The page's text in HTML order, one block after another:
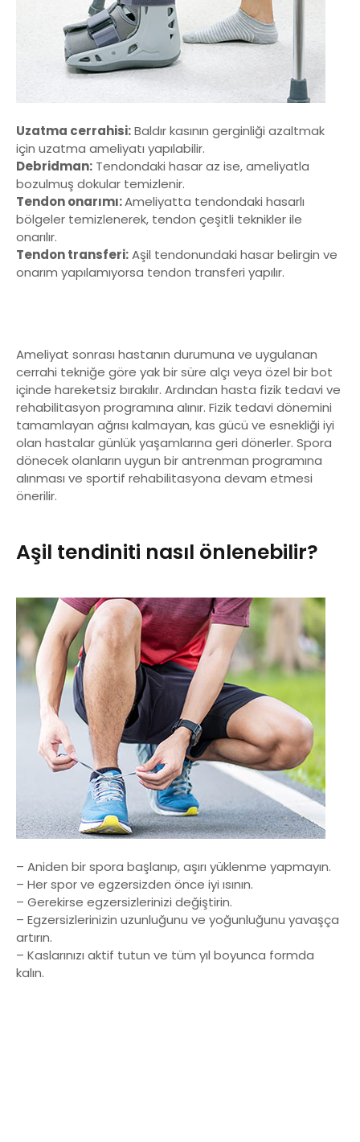
Uzatma cerrahisi:Baldır kasının gerginliği azaltmak
için uzatma ameliyatı yapılabilir.
Debridman: Tendondaki hasar az ise, ameliyatla
bozulmuş dokular temizlenir.
Tendon onarımı:Ameliyatta tendondaki hasarlı
bölgeler temizlenerek, tendon çeşitli teknikler ile
onarılır.
Tendon transferi:Aşil tendonundaki hasar belirgin ve
onarım yapılamıyorsa tendon transferi yapılır.
Ameliyat sonrası hastanın durumuna ve uygulanan
cerrahi tekniğe göre yak bir süre alçı veya özel bir bot
içinde hareketsiz bırakılır. Ardından hasta fizik tedavi ve
rehabilitasyon programına alınır. Fizik tedavi dönemini
tamamlayan ağrısı kalmayan, kas gücü ve esnekliği iyi
olan hastalar günlük yaşamlarına geri dönerler. Spora
dönecek olanların uygun bir antrenman programına
alınması ve sportif rehabilitasyona devam etmesi
önerilir.
Aşil tendiniti nasıl önlenebilir?
– Aniden bir spora başlanıp, aşırı yüklenme yapmayın.
– Her spor ve egzersizden önce iyi ısının.
– Gerekirse egzersizlerinizi değiştirin.
– Egzersizlerinizin uzunluğunu ve yoğunluğunu yavaşça
artırın.
– Kaslarınızı aktif tutun ve tüm yıl boyunca formda
kalın.